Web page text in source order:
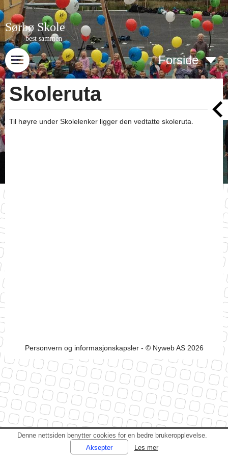
Sørbø Skole
best sammen
Forside
Skoleruta
Til høyre under Skolelenker ligger den vedtatte skoleruta.
Personvern og informasjonskapsler- © Nyweb AS 2026
Denne nettsiden benytter cookies for en bedre brukeropplevelse.
Les mer